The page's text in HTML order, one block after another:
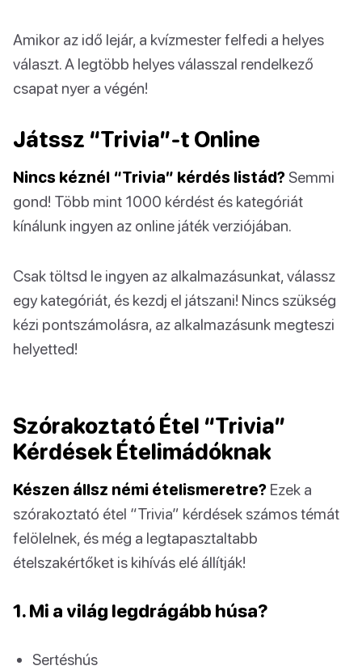
Amikor az idő lejár, a kvízmester felfedi a helyes
választ. A legtöbb helyes válasszal rendelkező
csapat nyer a végén!
Játssz “Trivia”-t Online
Nincs kéznél “Trivia” kérdés listád? Semmi
gond! Több mint 1000 kérdést és kategóriát
kínálunk ingyen az online játék verziójában.
Csak töltsd le ingyen az alkalmazásunkat, válassz
egy kategóriát, és kezdj el játszani! Nincs szükség
kézi pontszámolásra, az alkalmazásunk megteszi
helyetted!
Szórakoztató Étel “Trivia”
Kérdések Ételimádóknak
Készen állsz némi ételismeretre? Ezek a
szórakoztató étel “Trivia” kérdések számos témát
felölelnek, és még a legtapasztaltabb
ételszakértőket is kihívás elé állítják!
1. Mi a világ legdrágább húsa?
Sertéshús